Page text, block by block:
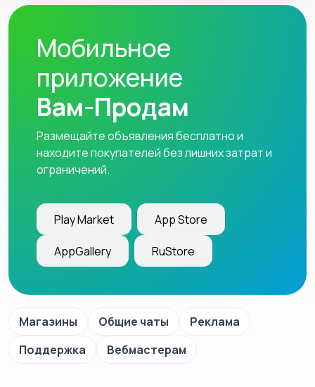
Мобильное
приложение
Вам-Продам
Размещайте объявления бесплатно и
находите покупателей без лишних затрат и
ограничений.
Play Market App Store
AppGallery RuStore
Магазины Общие чаты
Реклама
Поддержка
Вебмастерам